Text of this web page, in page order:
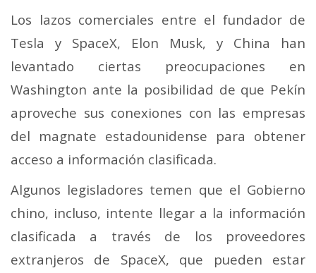
Los lazos comerciales entre el fundador de
Tesla y SpaceX, Elon Musk, y China han
levantado ciertas preocupaciones en
Washington ante la posibilidad de que Pekín
aproveche sus conexiones con las empresas
del magnate estadounidense para obtener
acceso a información clasificada.
Algunos legisladores temen que el Gobierno
chino, incluso, intente llegar a la información
clasificada a través de los proveedores
extranjeros de SpaceX, que pueden estar